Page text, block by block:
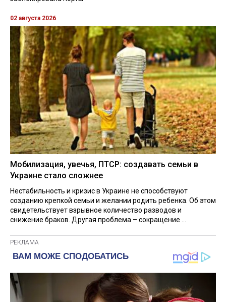
02 августа 2026
Мобилизация, увечья, ПТСР: создавать семьи в
Украине стало сложнее
Нестабильность и кризис в Украине не способствуют
созданию крепкой семьи и желании родить ребенка. Об этом
свидетельствует взрывное количество разводов и
снижение браков. Другая проблема – сокращение ...